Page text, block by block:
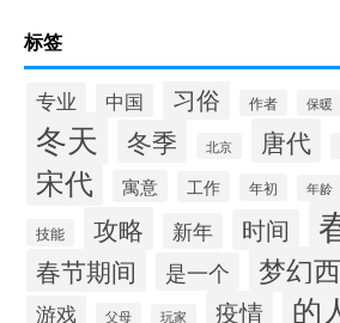
标签
专业 中国 习俗 作者 保暖
冬天 冬季 北京 唐代
宋代 寓意 工作 年初 年龄
技能 攻略 新年 时间
春节期间 是一个 梦幻
游戏
父母 玩家 疫情 的